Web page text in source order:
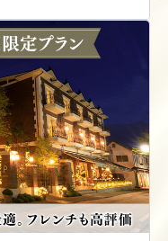
Bright 60会員さ
す。